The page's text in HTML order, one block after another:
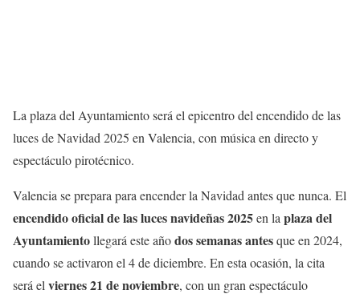
La plaza del Ayuntamiento será el epicentro del encendido de las
luces de Navidad 2025 en Valencia, con música en directo y
espectáculo pirotécnico.
Valencia se prepara para encender la Navidad antes que nunca. El
encendido oficial de las luces navideñas 2025en laplaza del
Ayuntamientollegará este añodos semanas antesque en 2024,
cuando se activaron el 4 de diciembre. En esta ocasión, la cita
será elviernes 21 de noviembre, con un gran espectáculo